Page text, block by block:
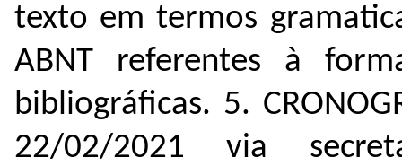
texto em termos
ABNT referentes à
bibliográficas. 5.
22/02/2021 via